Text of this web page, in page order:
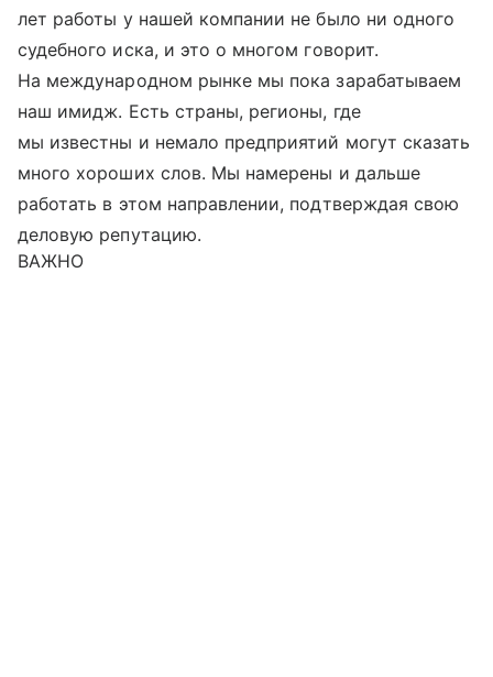
лет работы у нашей компании не было ни одного
судебного иска, и это о многом говорит.
На международном рынке мы пока зарабатываем
наш имидж. Есть страны, регионы, где
мы известны и немало предприятий могут сказать
много хороших слов. Мы намерены и дальше
работать в этом направлении, подтверждая свою
деловую репутацию.
ВАЖНО